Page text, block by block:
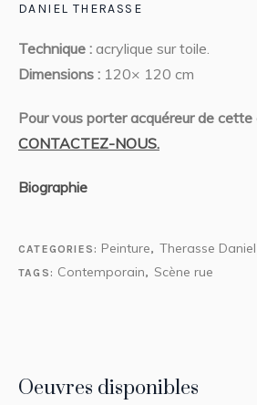
DANIEL THERASSE
Technique : acrylique sur toile.
Dimensions : 120× 120 cm
Pour vous porter acquéreur de
CONTACTEZ-NOUS.
Biographie
CATEGORIES: Peinture, Therasse Daniel
TAGS: Contemporain, Scène rue
Oeuvres disponibles